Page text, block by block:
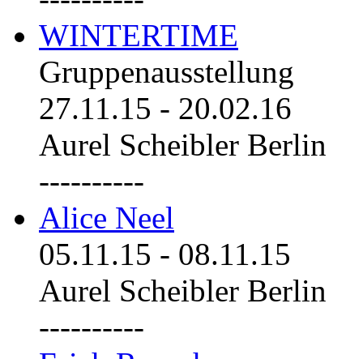
WINTERTIME
Gruppenausstellung
27.11.15 - 20.02.16
Aurel Scheibler Berlin
----------
Alice Neel
05.11.15 - 08.11.15
Aurel Scheibler Berlin
----------